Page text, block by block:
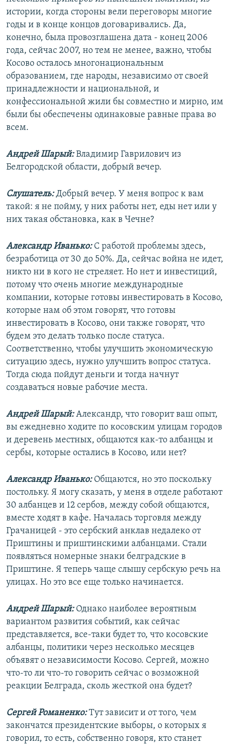
истории, когда стороны вели переговоры многие
годы и в конце концов договаривались. Да,
конечно, была провозглашена дата - конец 2006
года, сейчас 2007, но тем не менее, важно, чтобы
Косово осталось многонациональным
образованием, где народы, независимо от своей
принадлежности и национальной, и
конфессиональной жили бы совместно и мирно, им
были бы обеспечены одинаковые равные права во
всем.
Андрей Шарый:Владимир Гаврилович из
Белгородской области, добрый вечер.
Слушатель:Добрый вечер. У меня вопрос к вам
такой: я не пойму, у них работы нет, еды нет или у
них такая обстановка, как в Чечне?
Александр Иванько: С работой проблемы здесь,
безработица от 30 до 50%. Да, сейчас война не идет,
никто ни в кого не стреляет. Но нет и инвестиций,
потому что очень многие международные
компании, которые готовы инвестировать в Косово,
которые нам об этом говорят, что готовы
инвестировать в Косово, они также говорят, что
будем это делать только после статуса.
Соответственно, чтобы улучшить экономическую
ситуацию здесь, нужно улучшить вопрос статуса.
Тогда сюда пойдут деньги и тогда начнут
создаваться новые рабочие места.
Андрей Шарый:Александр, что говорит ваш опыт,
вы ежедневно ходите по косовским улицам городов
и деревень местных, общаются как-то албанцы и
сербы, которые остались в Косово, или нет?
Александр Иванько: Общаются, но это поскольку
постольку. Я могу сказать, у меня в отделе работают
30 албанцев и 12 сербов, между собой общаются,
вместе ходят в кафе. Началась торговля между
Грачаницей - это сербский анклав недалеко от
Приштины и приштинскими албанцами. Стали
появляться номерные знаки белградские в
Приштине. Я теперь чаще слышу сербскую речь на
улицах. Но это все еще только начинается.
Андрей Шарый: Однако наиболее вероятным
вариантом развития событий, как сейчас
представляется, все-таки будет то, что косовские
албанцы, политики через несколько месяцев
объявят о независимости Косово. Сергей, можно
что-то ли что-то говорить сейчас о возможной
реакции Белграда, сколь жесткой она будет?
Сергей Романенко:Тут зависит и от того, чем
закончатся президентские выборы, о которых я
говорил, то есть, собственно говоря, кто станет